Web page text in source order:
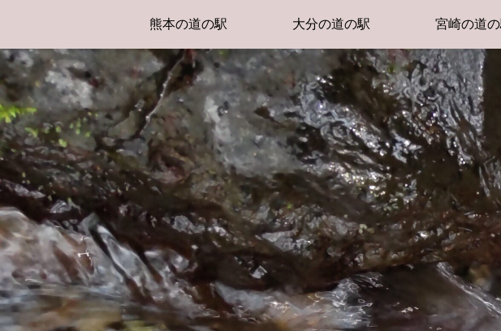
熊本の道の駅 大分の道の駅 宮崎の道